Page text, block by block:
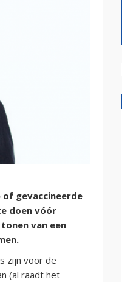
of gevaccineerde
doen vóór
van een
zijn voor de
(al raadt het